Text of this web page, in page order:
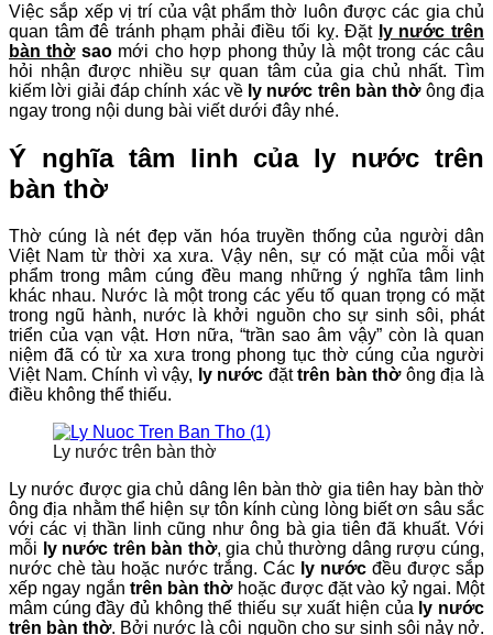
Việc sắp xếp vị trí của vật phẩm thờ luôn được các gia chủ
quan tâm đê tránh phạm phải điều tối kỵ. Đặt ly nước trên
bàn thờsaomới cho hợp phong thủy là một trong các câu
hỏi nhận được nhiều sự quan tâm của gia chủ nhất. Tìm
kiếm lời giải đáp chính xác về ly nước trên bàn thờông địa
ngay trong nội dung bài viết dưới đây nhé.
Ý nghĩa tâm linh của ly nước trên
bàn thờ
Thờ cúng là nét đẹp văn hóa truyền thống của người dân
Việt Nam từ thời xa xưa. Vậy nên, sự có mặt của mỗi vật
phẩm trong mâm cúng đều mang những ý nghĩa tâm linh
khác nhau. Nước là một trong các yếu tố quan trọng có mặt
trong ngũ hành, nước là khởi nguồn cho sự sinh sôi, phát
triển của vạn vật. Hơn nữa, “trần sao âm vậy” còn là quan
niệm đã có từ xa xưa trong phong tục thờ cúng của người
Việt Nam. Chính vì vậy, ly nước đặttrên bàn thờông địa là
điều không thể thiếu.
Ly nước trên bàn thờ
Ly nước được gia chủ dâng lên bàn thờ gia tiên hay bàn thờ
ông địa nhằm thể hiện sự tôn kính cùng lòng biết ơn sâu sắc
với các vị thần linh cũng như ông bà gia tiên đã khuất. Với
mỗi ly nước trên bàn thờ, gia chủ thường dâng rượu cúng,
nước chè tàu hoặc nước trắng. Các ly nước đều được sắp
xếp ngay ngắn trên bàn thờhoặc được đặt vào kỷ ngai. Một
mâm cúng đầy đủ không thể thiếu sự xuất hiện của ly nước
trên bàn thờ. Bởi nước là cội nguồn cho sự sinh sôi nảy nở.